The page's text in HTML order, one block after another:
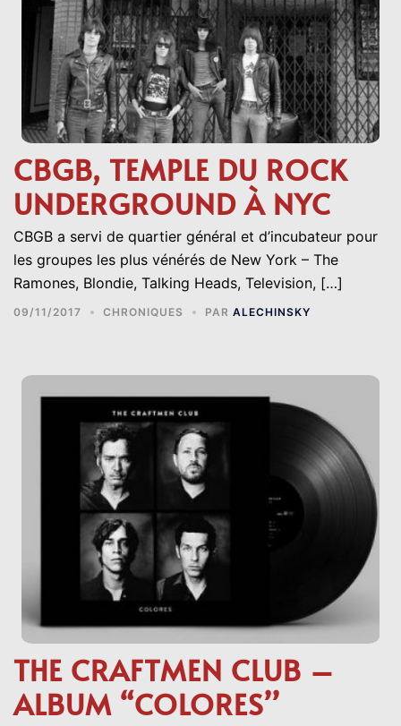
CBGB, TEMPLE DU ROCK
UNDERGROUND À NYC
CBGB a servi de quartier général et d’incubateur pour
les groupes les plus vénérés de New York – The
Ramones, Blondie, Talking Heads, Television, […]
09/11/2017 CHRONIQUES PAR ALECHINSKY
THE CRAFTMEN CLUB –
ALBUM “COLORES’’